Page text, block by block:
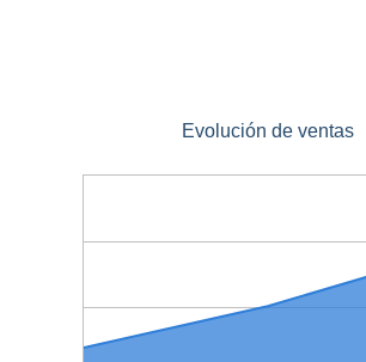
Evolución de ventas